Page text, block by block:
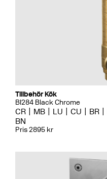
Tillbehör Kök
BI284 Black Chrome
CR MB LU CU BR
BN
Pris 2895 kr